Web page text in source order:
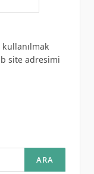
site adresimi